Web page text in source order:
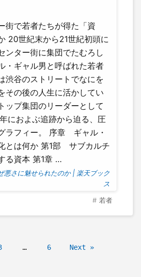
街で若者たちが得た「資
20世紀末から21世紀初頭に
ンター街に集団でたむろし
・ギャル男と呼ばれた若者
渋谷のストリートでなにを
その後の人生に活かしてい
ップ集団のリーダーとして
におよぶ追跡から迫る、圧
ラフィー。 序章 ギャル・
とは何か 第1部 サブカルチ
る資本 第1章 …
悪さに魅せられたのか | 楽天ブック
ス
若者
… 6 Next »